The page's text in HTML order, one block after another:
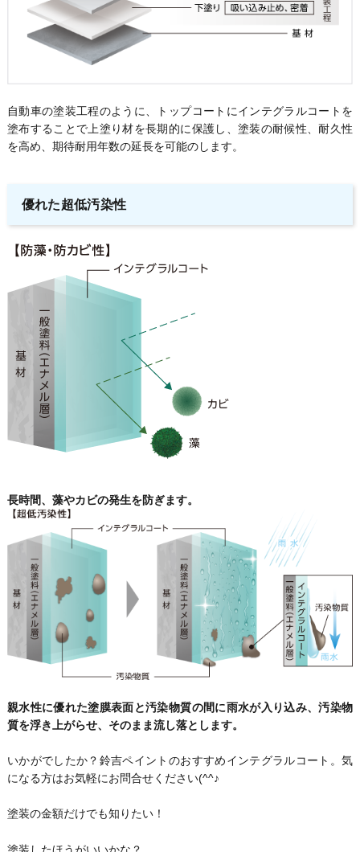
自動車の塗装工程のように、トップコートにインテグラルコートを
塗布することで上塗り材を長期的に保護し、塗装の耐候性、耐久性
を高め、期待耐用年数の延長を可能のします。
優れた超低汚染性
長時間、藻やカビの発生を防ぎます。
親水性に優れた塗膜表面と汚染物質の間に雨水が入り込み、汚染物
質を浮き上がらせ、そのまま流し落とします。
いかがでしたか？鈴吉ペイントのおすすめインテグラルコート。気
になる方はお気軽にお問合せください(^^♪
塗装の金額だけでも知りたい！
塗装したほうがいいかな？